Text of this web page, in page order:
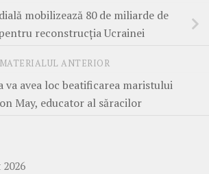
mobilizează 80 de miliarde de
reconstrucția Ucrainei
MATERIALUL ANTERIOR
va avea loc beatificarea maristului
May, educator al săracilor